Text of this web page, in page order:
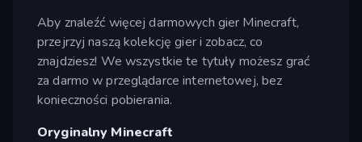
Aby znaleźć więcej darmowych gier Minecraft,
przejrzyj naszą kolekcję gier i zobacz, co
znajdziesz! We wszystkie te tytuły możesz grać
za darmo w przeglądarce internetowej, bez
konieczności pobierania.
Oryginalny Minecraft